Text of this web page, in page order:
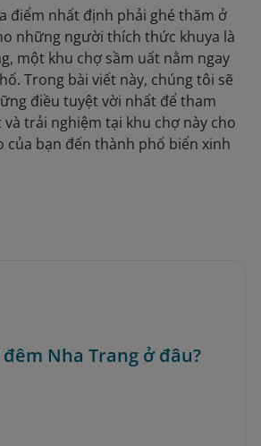
điểm nhất định phải ghé thăm ở
những người thích thức khuya là
một khu chợ sầm uất nằm ngay
Trong bài viết này, chúng tôi sẽ
điều tuyệt vời nhất để tham
trải nghiệm tại khu chợ này cho
của bạn đến thành phố biển xinh
đêm Nha Trang ở đâu?